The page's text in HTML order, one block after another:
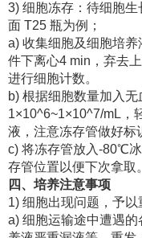
3) 细胞冻存：待细胞
面 T25 瓶为例；
a) 收集细胞及细胞培
件下离心4 min，弃去
进行细胞计数。
b) 根据细胞数量加入
1×10^6~1×10^7/mL，
液，注意冻存管做好标
c) 将冻存管放入-80℃
存管位置以便下次拿取。
四、培养注意事项
1) 细胞出现问题，予以
a) 细胞运输途中遭遇